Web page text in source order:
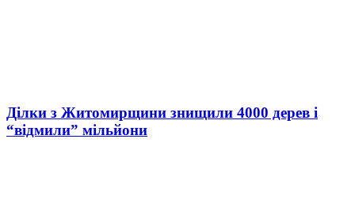
Ділки з Житомирщини знищили 4000 дерев і
“відмили” мільйони